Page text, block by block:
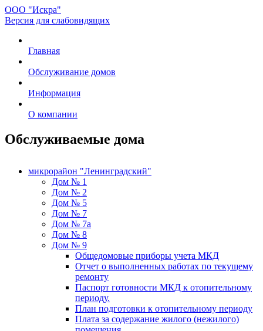
ООО "Искра"
Версия для слабовидящих
Главная
Обслуживание домов
Информация
О компании
Обслуживаемые дома
микрорайон "Ленинградский"
Дом № 1
Дом № 2
Дом № 5
Дом № 7
Дом № 7а
Дом № 8
Дом № 9
Общедомовые приборы учета МКД
Отчет о выполненных работах по текущему
ремонту
Паспорт готовности МКД к отопительному
периоду.
План подготовки к отопительному периоду
Плата за содержание жилого (нежилого)